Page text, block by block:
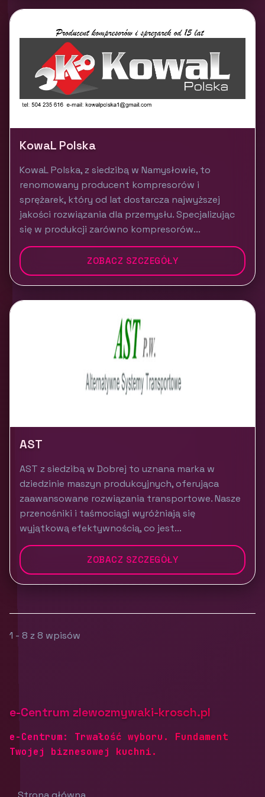
KowaL Polska
KowaL Polska, z siedzibą w Namysłowie, to
renomowany producent kompresorów i
sprężarek, który od lat dostarcza najwyższej
jakości rozwiązania dla przemysłu. Specjalizując
się w produkcji zarówno kompresorów...
ZOBACZ SZCZEGÓŁY
AST
AST z siedzibą w Dobrej to uznana marka w
dziedzinie maszyn produkcyjnych, oferująca
zaawansowane rozwiązania transportowe. Nasze
przenośniki i taśmociągi wyróżniają się
wyjątkową efektywnością, co jest...
ZOBACZ SZCZEGÓŁY
1 - 8 z 8 wpisów
e-Centrum zlewozmywaki-krosch.pl
e-Centrum: Trwałość wyboru. Fundament
Twojej biznesowej kuchni.